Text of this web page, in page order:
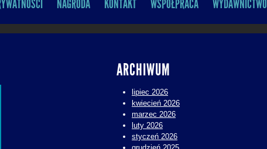
NAGRODA KONTAKT WSPÓŁPRACA WYDAWNICTWO
ARCHIWUM
lipiec 2026
kwiecień 2026
marzec 2026
luty 2026
styczeń 2026